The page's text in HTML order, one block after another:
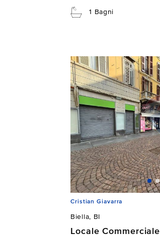
1 Bagni
Cristian Giavarra
Biella, BI
Locale Commerciale